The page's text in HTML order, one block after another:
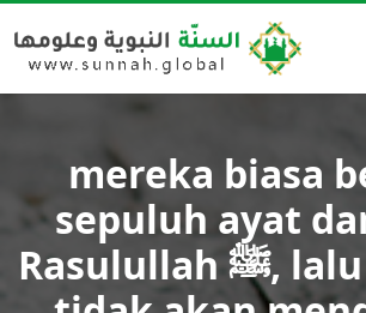
mereka biasa
sepuluh ayat
Rasulullah ﷺ, lalu mereka